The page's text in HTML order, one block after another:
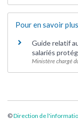
Pour en savoir plus
Guide relatif
salariés
Ministère chargé
©Direction de